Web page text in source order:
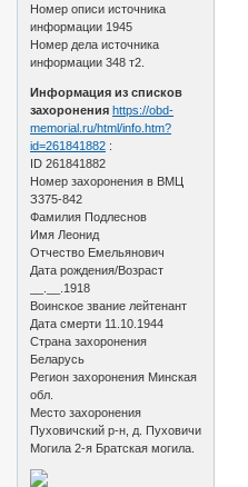
Номер описи источника
информации 1945
Номер дела источника
информации 348 т2.
Информация из списков
захоронения https://obd-
memorial.ru/html/info.htm?
id=261841882 :
ID 261841882
Номер захоронения в ВМЦ
З375-842
Фамилия Подлеснов
Имя Леонид
Отчество Емельянович
Дата рождения/Возраст
__.__.1918
Воинское звание лейтенант
Дата смерти 11.10.1944
Страна захоронения
Беларусь
Регион захоронения Минская
обл.
Место захоронения
Пуховичский р-н, д. Пуховичи
Могила 2-я Братская могила.